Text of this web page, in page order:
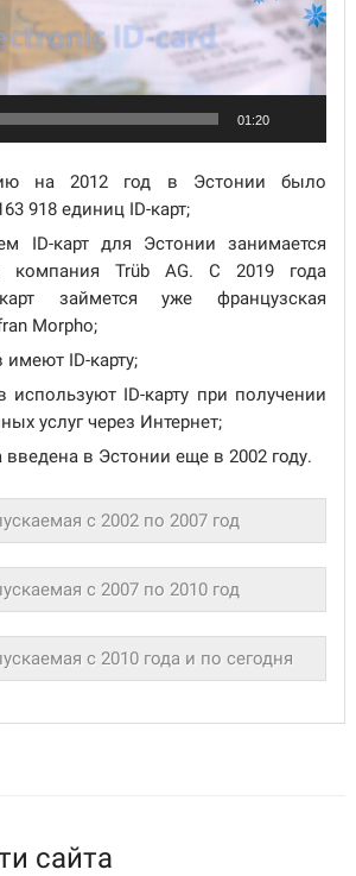
01:20
на 2012 год в Эстонии было
918 единиц ID-карт;
ID-карт для Эстонии занимается
компания Trüb AG. С 2019 года
займется уже французская
Morpho;
имеют ID-карту;
используют ID-карту при получении
услуг через Интернет;
введена в Эстонии еще в 2002 году.
с 2002 по 2007 год
с 2007 по 2010 год
с 2010 года и по сегодня
сайта